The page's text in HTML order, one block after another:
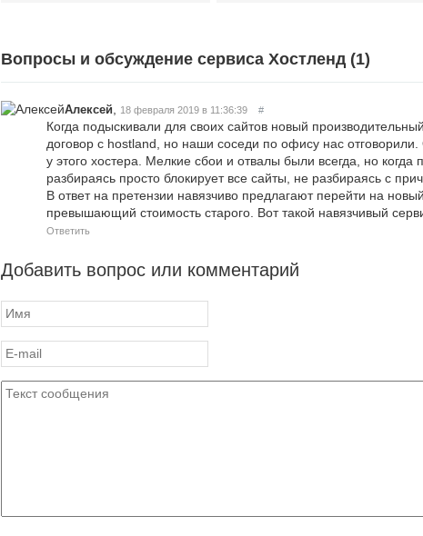
Вопросы и обсуждение сервиса Хостленд (1)
Алексей 18 февраля 2019 в 11:36:39 #
Когда подыскивали для своих сайтов новый
договор с hostland, но наши соседи по офису нас
у этого хостера. Мелкие сбои и отвалы были всегда, но
разбираясь просто блокирует все сайты, не разбираясь с
В ответ на претензии навязчиво предлагают перейти на
превышающий стоимость старого. Вот такой навязчивый
Ответить
Добавить вопрос или комментарий